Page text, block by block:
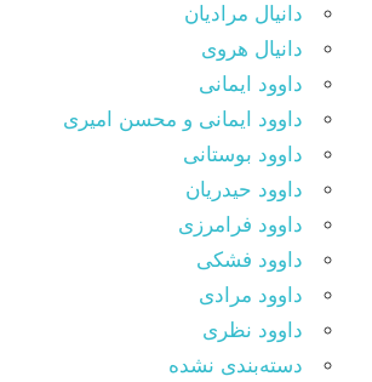
دانیال مرادیان
دانیال هروی
داوود ایمانی
داوود ایمانی و محسن امیری
داوود بوستانی
داوود حیدریان
داوود فرامرزی
داوود فشکی
داوود مرادی
داوود نظری
دسته‌بندی نشده